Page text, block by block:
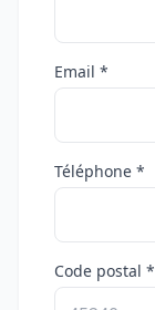
Email *
Téléphone *
Code postal *